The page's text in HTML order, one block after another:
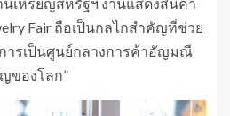
Fair ถือเป็นกลไกสำคัญที่ช่วย
ารเป็นศูนย์กลางการค้าอัญมณี
ของโลก”